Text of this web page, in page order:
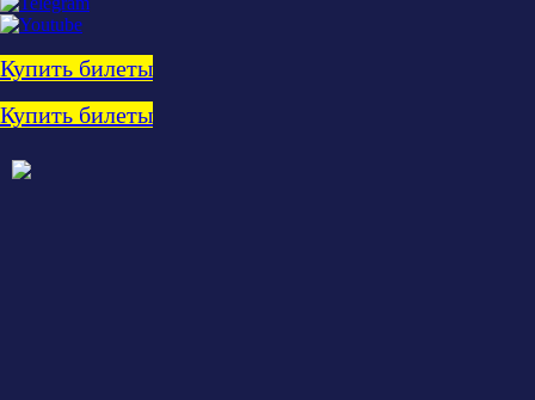
Купить билеты
Купить билеты